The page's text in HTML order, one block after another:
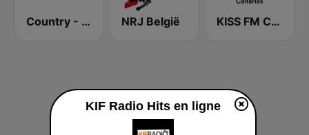
Country - Hits Radio NRJ België KISS FM Canarias
KIF Radio Hits en ligne